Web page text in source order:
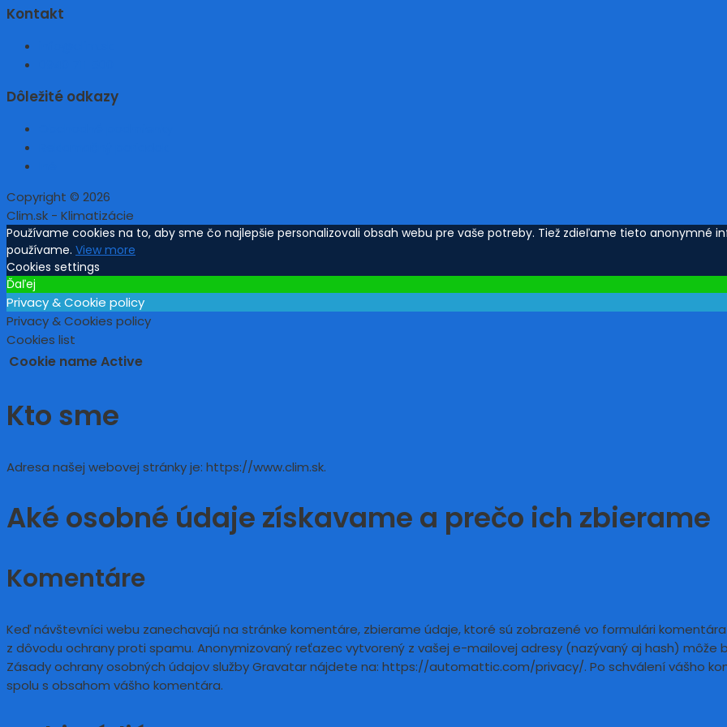
Kontakt
Dôležité odkazy
Copyright © 2026
Clim.sk - Klimatizácie
Používame cookies na to, aby sme čo najlepšie personalizovali obsah webu pre vaše potreby. Tiež zdieľame tieto
používame. View more
Cookies settings
Ďaľej
Privacy & Cookie policy
Privacy & Cookies policy
Cookies list
Cookie nameActive
Kto sme
Adresa našej webovej stránky je: https://www.clim.sk.
Aké osobné údaje získavame a prečo ich zbierame
Komentáre
Keď návštevníci webu zanechavajú na stránke komentáre, zbierame údaje, ktoré sú zobrazené vo formulári
z dôvodu ochrany proti spamu. Anonymizovaný reťazec vytvorený z vašej e-mailovej adresy (nazývaný aj hash)
Zásady ochrany osobných údajov služby Gravatar nájdete na: https://automattic.com/privacy/. Po schválení vášho
spolu s obsahom vášho komentára.